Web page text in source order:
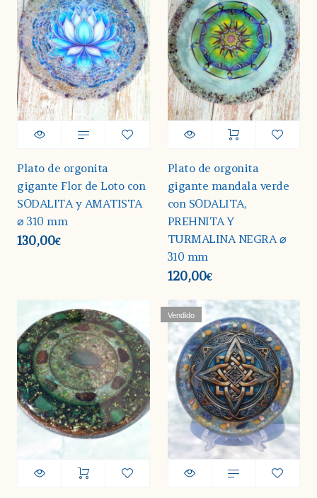
Plato de orgonita
gigante Flor de Loto con
SODALITA y AMATISTA
⌀ 310 mm
130,00€
Plato de orgonita
gigante mandala verde
con SODALITA,
PREHNITA Y
TURMALINA NEGRA ⌀
310 mm
120,00€
Vendido